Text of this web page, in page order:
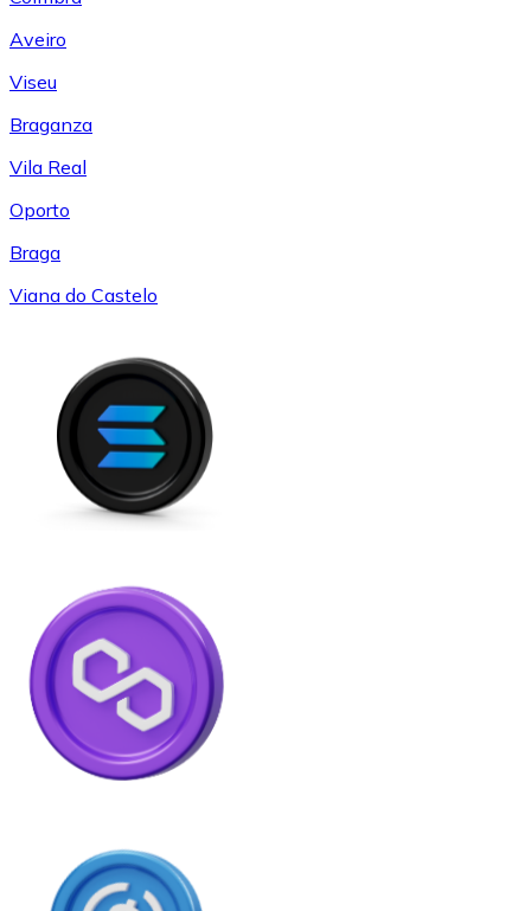
Aveiro
Viseu
Braganza
Vila Real
Oporto
Braga
Viana do Castelo